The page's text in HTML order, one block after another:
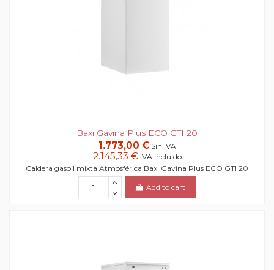
Baxi Gavina Plus ECO GTI 20
1.773,00 € Sin IVA
2.145,33 € IVA incluido
Caldera gasoil mixta Atmosférica Baxi Gavina Plus ECO GTI 20
Add to cart